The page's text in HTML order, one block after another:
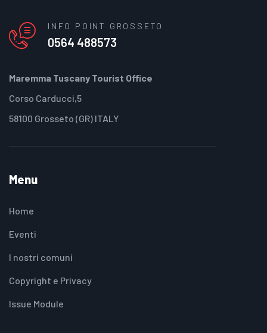
INFO POINT GROSSETO
0564 488573
Maremma Tuscany Tourist Office
Corso Carducci,5
58100 Grosseto (GR) ITALY
Menu
Home
Eventi
I nostri comuni
Copyright e Privacy
Issue Module